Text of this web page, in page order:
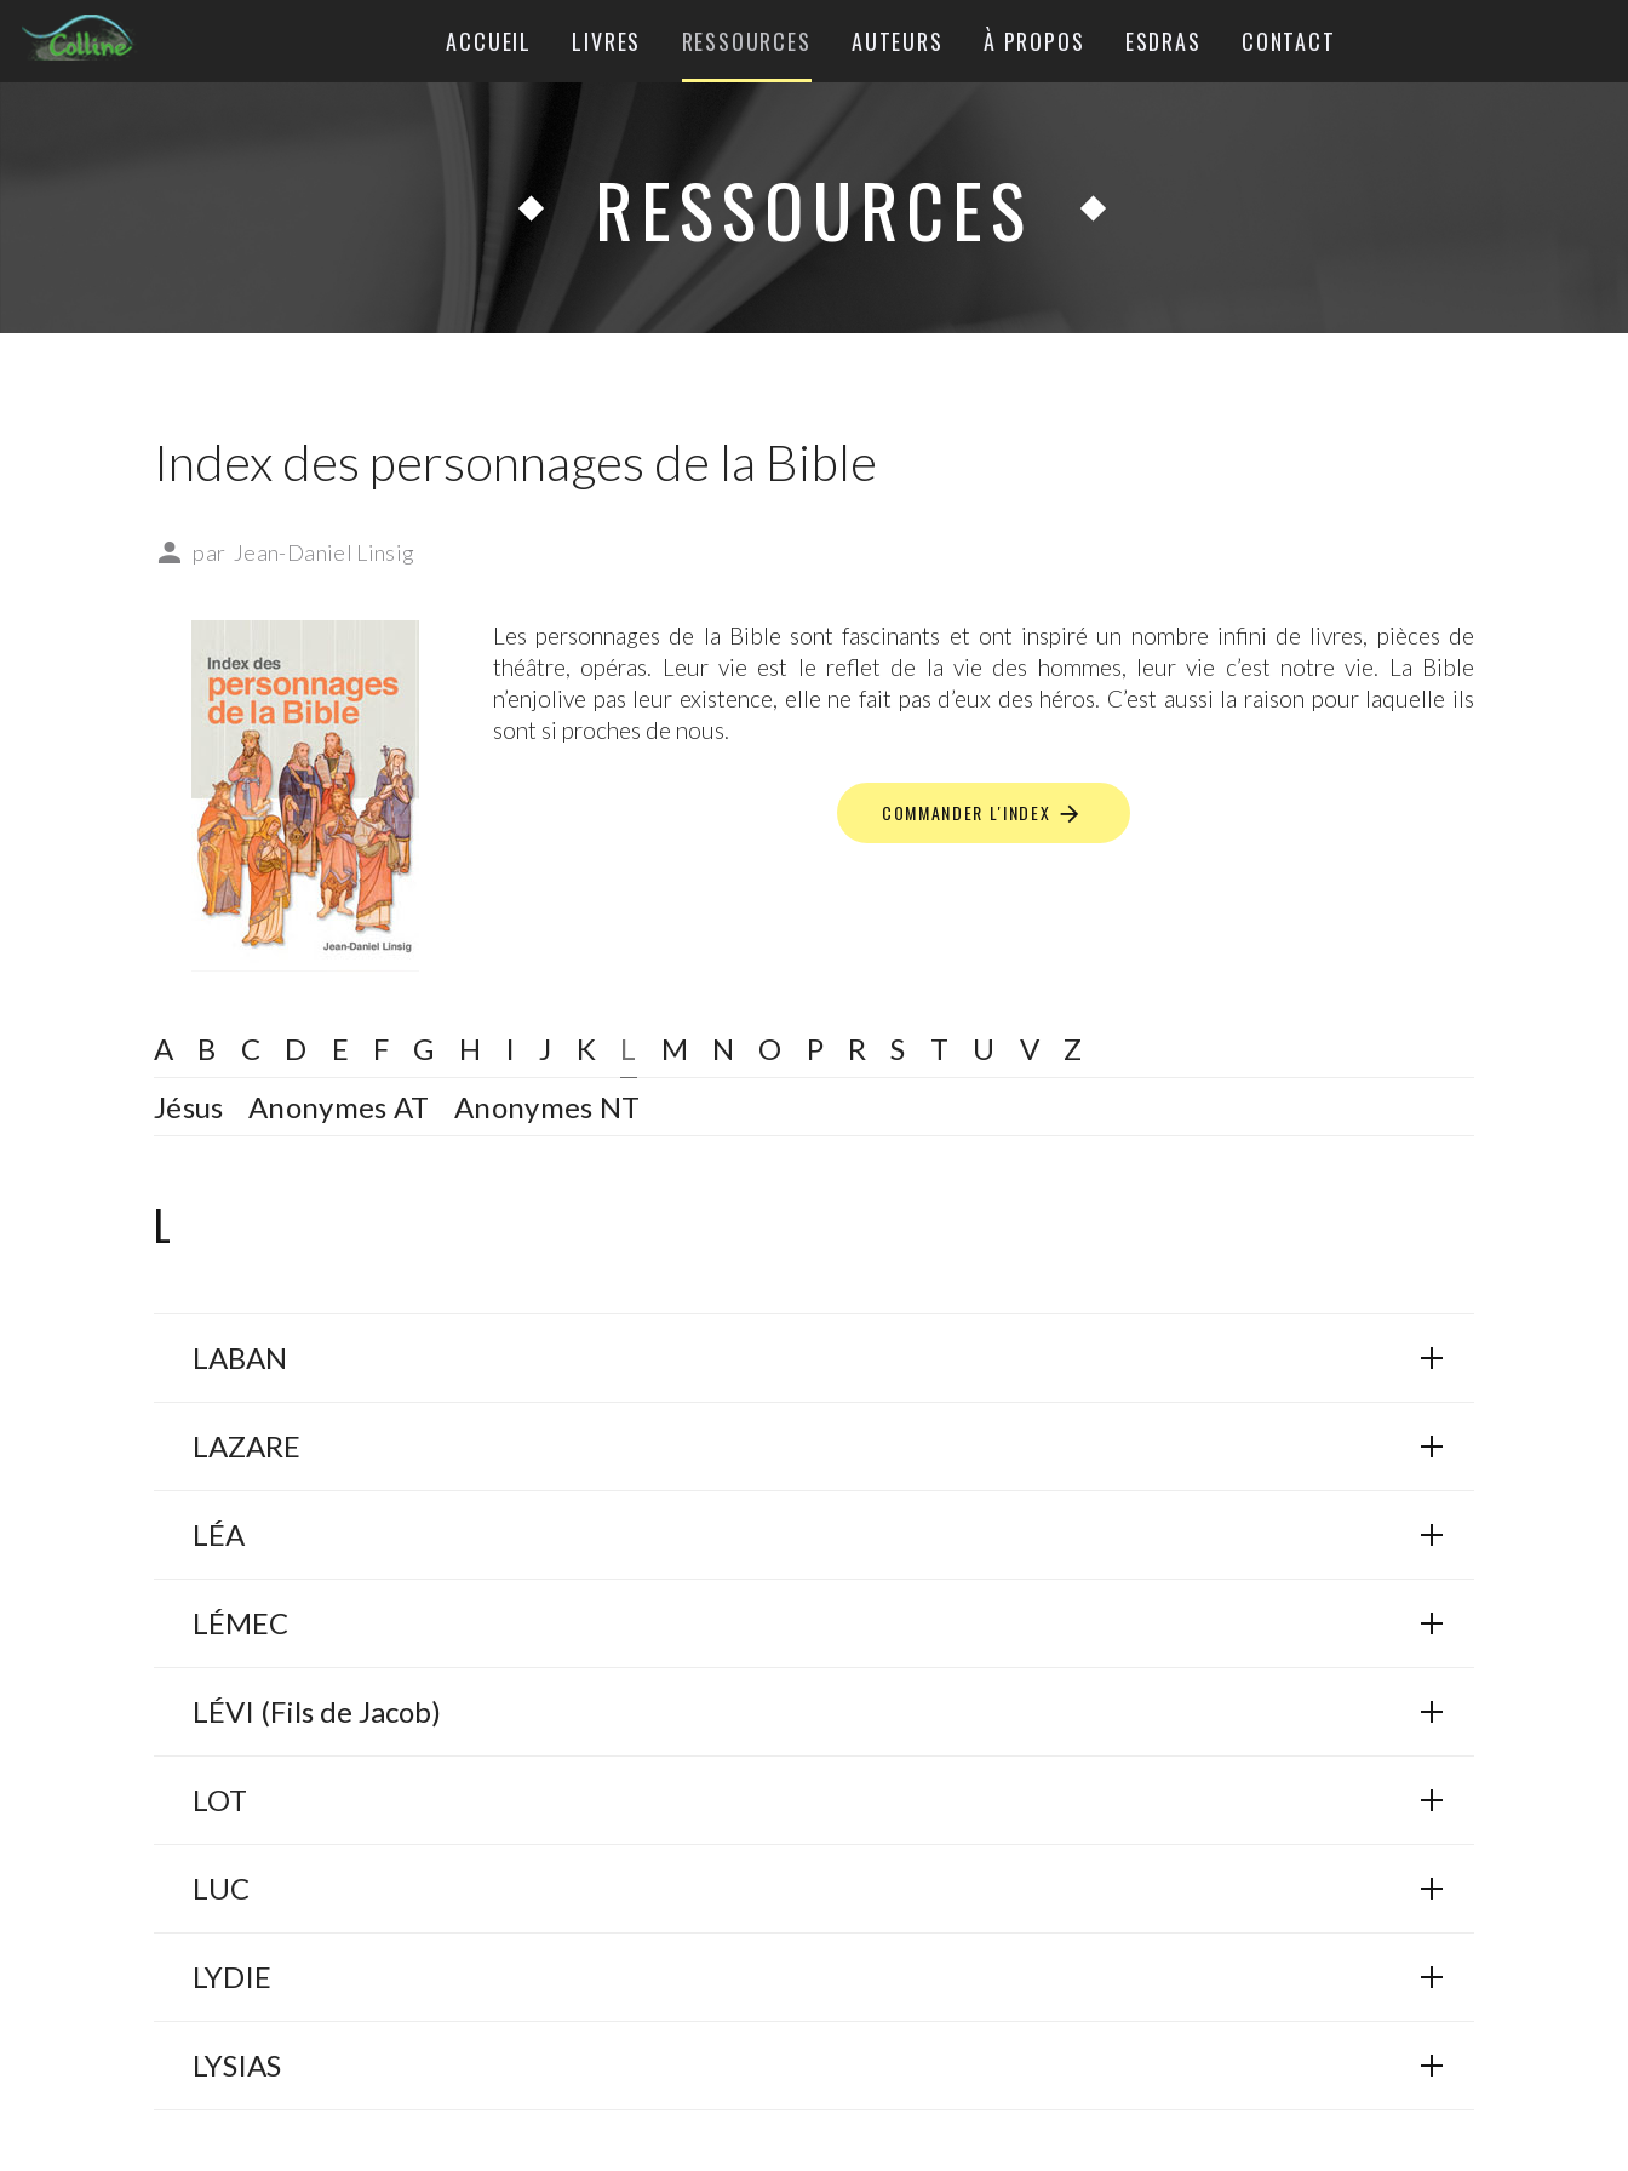
ACCUEIL LIVRES RESSOURCES AUTEURS À PROPOS ESDRAS CONTACT
RESSOURCES
Index des personnages de la Bible
par Jean-Daniel Linsig
Les personnages de la Bible sont fascinants et ont inspiré un nombre infini de livres, pièces de
théâtre, opéras. Leur vie est le reflet de la vie des hommes, leur vie c’est notre vie. La Bible
n’enjolive pas leur existence, elle ne fait pas d’eux des héros. C’est aussi la raison pour laquelle ils
sont si proches de nous.
COMMANDER L'INDEX
A B C D E F G H I J K L M N O P R S T U V
Z
Jésus
Anonymes AT Anonymes NT
L
LABAN
LAZARE
LÉA
LÉMEC
LÉVI (Fils de Jacob)
LOT
LUC
LYDIE
LYSIAS